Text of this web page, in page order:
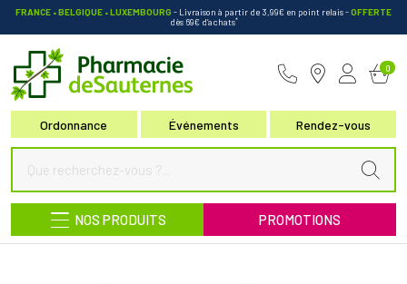
FRANCE • BELGIQUE • LUXEMBOURG - Livraison à partir de 3,99€ en point relais-OFFERTE
dès 69€ d’achats*
Ordonnance Événements Rendez-vous
0
NOS PRODUITS PROMOTIONS